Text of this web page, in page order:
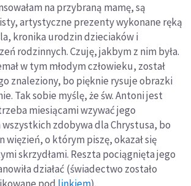
na przybraną mamę, są
artystyczne prezenty wykonane ręką
kronika urodzin dzieciaków i
rodzinnych. Czuję, jakbym z nim była.
w tym młodym człowieku, został
znaleziony, bo pięknie rysuje obrazki
Tak sobie myślę, że św. Antoni jest
miesiącami wzywać jego
zdobywa dla Chrystusa, bo
o którym piszę, okazał się
skrzydłami. Reszta pociągnięta jego
działać (świadectwo zostało